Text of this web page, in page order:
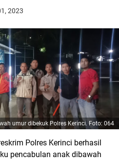
2023
umur dibekuk Polres Kerinci. Foto: 064
Polres Kerinci berhasil
pencabulan anak dibawah